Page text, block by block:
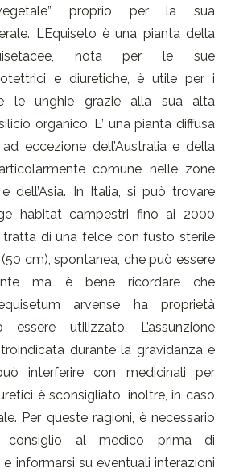
proprio per la sua
L’Equiseto è una pianta della
nota per le sue
e diuretiche, è utile per i
le unghie grazie alla sua alta
organico. E’ una pianta diffusa
eccezione dell’Australia e della
comune nelle zone
dell’Asia. In Italia, si può trovare
habitat campestri fino ai 2000
di una felce con fusto sterile
cm), spontanea, che può essere
ma è bene ricordare che
arvense ha proprietà
utilizzato. L’assunzione
durante la gravidanza e
interferire con medicinali per
è sconsigliato, inoltre, in caso
Per queste ragioni, è necessario
consiglio al medico prima di
informarsi su eventuali interazioni